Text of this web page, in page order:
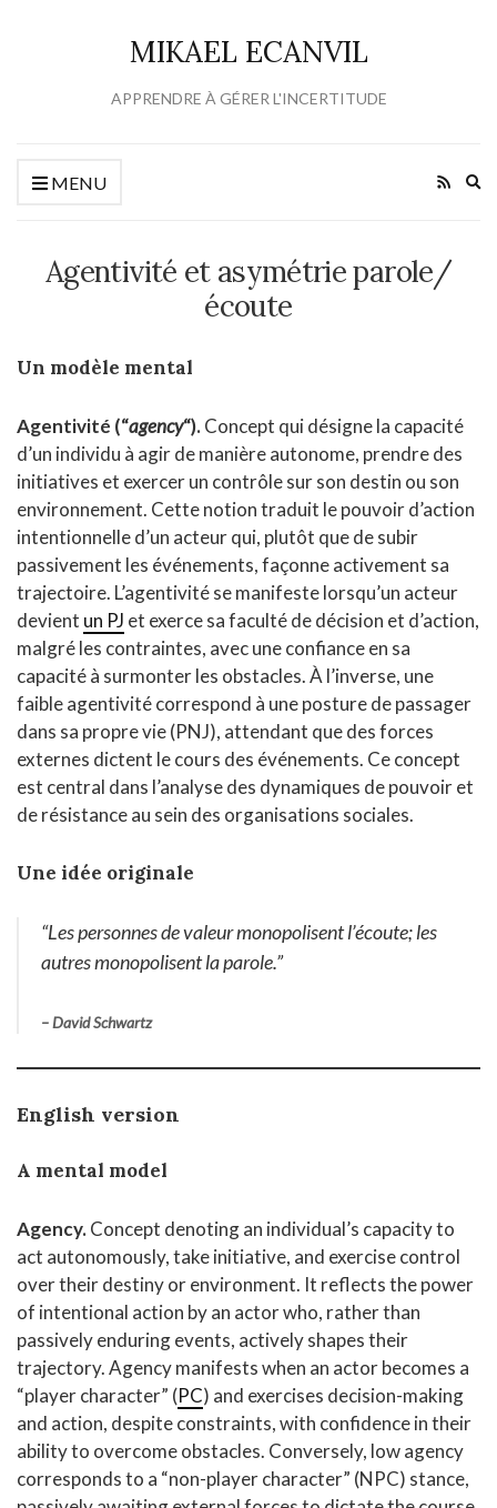
MIKAEL ECANVIL
APPRENDRE À GÉRER L'INCERTITUDE
MENU
Agentivité et asymétrie parole/
écoute
Un modèle mental
Agentivité (“agency“).Concept qui désigne la capacité
d’un individu à agir de manière autonome, prendre des
initiatives et exercer un contrôle sur son destin ou son
environnement. Cette notion traduit le pouvoir d’action
intentionnelle d’un acteur qui, plutôt que de subir
passivement les événements, façonne activement sa
trajectoire. L’agentivité se manifeste lorsqu’un acteur
devient un PJ et exerce sa faculté de décision et d’action,
malgré les contraintes, avec une confiance en sa
capacité à surmonter les obstacles. À l’inverse, une
faible agentivité correspond à une posture de passager
dans sa propre vie (PNJ), attendant que des forces
externes dictent le cours des événements. Ce concept
est central dans l’analyse des dynamiques de pouvoir et
de résistance au sein des organisations sociales.
Une idée originale
“Les personnes de valeur monopolisent l’écoute; les
autres monopolisent la parole.”
–David Schwartz
English version
A mental model
Agency.Concept denoting an individual’s capacity to
act autonomously, take initiative, and exercise control
over their destiny or environment. It reflects the power
of intentional action by an actor who, rather than
passively enduring events, actively shapes their
trajectory. Agency manifests when an actor becomes a
“player character” (PC) and exercises decision-making
and action, despite constraints, with confidence in their
ability to overcome obstacles. Conversely, low agency
corresponds to a “non-player character” (NPC) stance,